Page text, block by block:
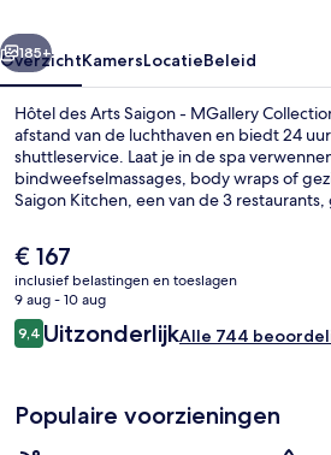
Collection
Volgende
185+
OverzichtKamersLocatieBeleid
Hôtel des Arts Saigon - MGallery
afstand van de luchthaven en biedt 24
shuttleservice. Laat je in de spa
bindweefselmassages, body wraps of
Saigon Kitchen, een van de 3
luxe stijl heeft ook topfaciliteiten zoals
aan het zwembad en een 24-uurs
waarderen het behulpzame personeel.
je vlakbij: het is maar 14 lopen naar
De
huidige
prijs
is
€ 167
€ 167
inclusief belastingen en toeslagen
9 aug - 10 aug
Beoordelingen
9,49,4 op 10 –
UitzonderlijkAlle 744
Populaire voorzieningen